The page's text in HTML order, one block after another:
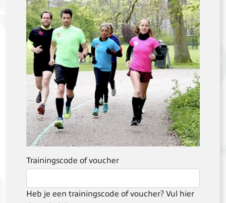
Trainingscode of voucher
Heb je een trainingscode of voucher? Vul hier